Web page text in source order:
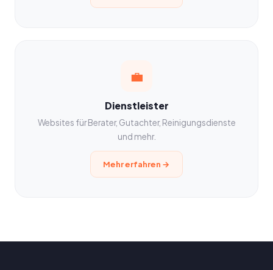
💼
Dienstleister
Websites für Berater, Gutachter, Reinigungsdienste
und mehr.
Mehr erfahren →